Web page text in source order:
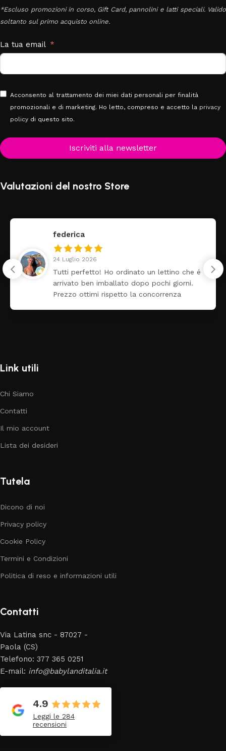
*Escluso promozioni in corso, Gift Card, pannolini e latti speciali. Valido
soltanto sul primo acquisto online.
La tua email
Acconsento al trattamento dei miei dati personali per finalità
promozionali e di marketing. Ho letto, compreso e accetto la privacy
policy di questo sito.
Iscriviti alla newsletter
Valutazioni del nostro Store
federica
24 Luglio 2026
Tutti perfetto! Ho ordinato un lettino che é
arrivato ben imballato dopo pochi giorni.
Prezzo ottimi rispetto la concorrenza
Link utili
Chi Siamo
Contatti
Il mio account
Lista dei desideri
Tutela
Dicono di noi
Privacy policy
Cookie Policy
Termini e Condizioni
Politica di reso e informazioni utili
Contatti
Via Latina snc - 87027 -
Paola (CS)
Telefono: 377 365 0251
E-mail: info@babylanditalia.it
4.9
Leggi le 284
recensioni